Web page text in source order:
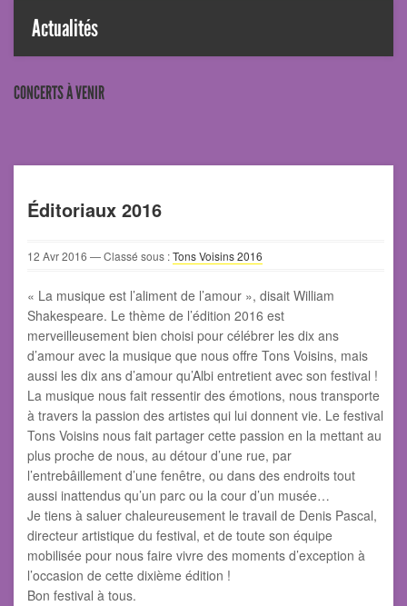
Actualités
CONCERTS À VENIR
Éditoriaux 2016
12 Avr2016 — Classé sous :Tons Voisins 2016
« La musique est l’aliment de l’amour », disait William
Shakespeare. Le thème de l’édition 2016 est
merveilleusement bien choisi pour célébrer les dix ans
d’amour avec la musique que nous offre Tons Voisins, mais
aussi les dix ans d’amour qu’Albi entretient avec son festival !
La musique nous fait ressentir des émotions, nous transporte
à travers la passion des artistes qui lui donnent vie. Le festival
Tons Voisins nous fait partager cette passion en la mettant au
plus proche de nous, au détour d’une rue, par
l’entrebâillement d’une fenêtre, ou dans des endroits tout
aussi inattendus qu’un parc ou la cour d’un musée…
Je tiens à saluer chaleureusement le travail de Denis Pascal,
directeur artistique du festival, et de toute son équipe
mobilisée pour nous faire vivre des moments d’exception à
l’occasion de cette dixième édition !
Bon festival à tous.